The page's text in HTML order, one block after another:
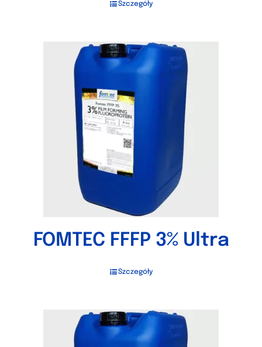
Szczegóły
FOMTEC FFFP 3% Ultra
Szczegóły